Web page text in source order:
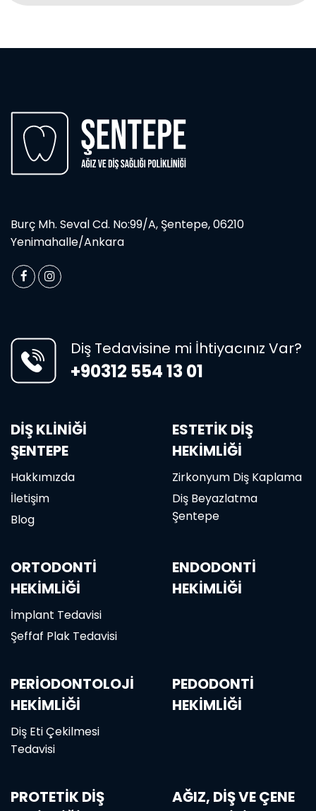
Burç Mh. Seval Cd. No:99/A, Şentepe, 06210
Yenimahalle/Ankara
Diş Tedavisine mi İhtiyacınız Var?
+90312 554 13 01
DİŞ KLİNİĞİ
ŞENTEPE
Hakkımızda
İletişim
Blog
ESTETIK DIŞ
HEKIMLIĞI
Zirkonyum Diş Kaplama
Diş Beyazlatma
Şentepe
ORTODONTI
HEKIMLIĞI
İmplant Tedavisi
Şeffaf Plak Tedavisi
ENDODONTI
HEKIMLIĞI
PERIODONTOLOJI
HEKIMLIĞI
Diş Eti Çekilmesi
Tedavisi
PEDODONTI
HEKIMLIĞI
PROTETIK DIŞ
AĞIZ, DIŞ VE ÇENE